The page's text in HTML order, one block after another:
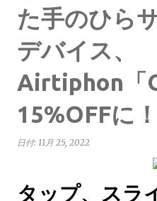
た手のひら
デバイス、
Airtiphon「
15%OFFに
日付: 11月 25, 2022
タップ、スラ